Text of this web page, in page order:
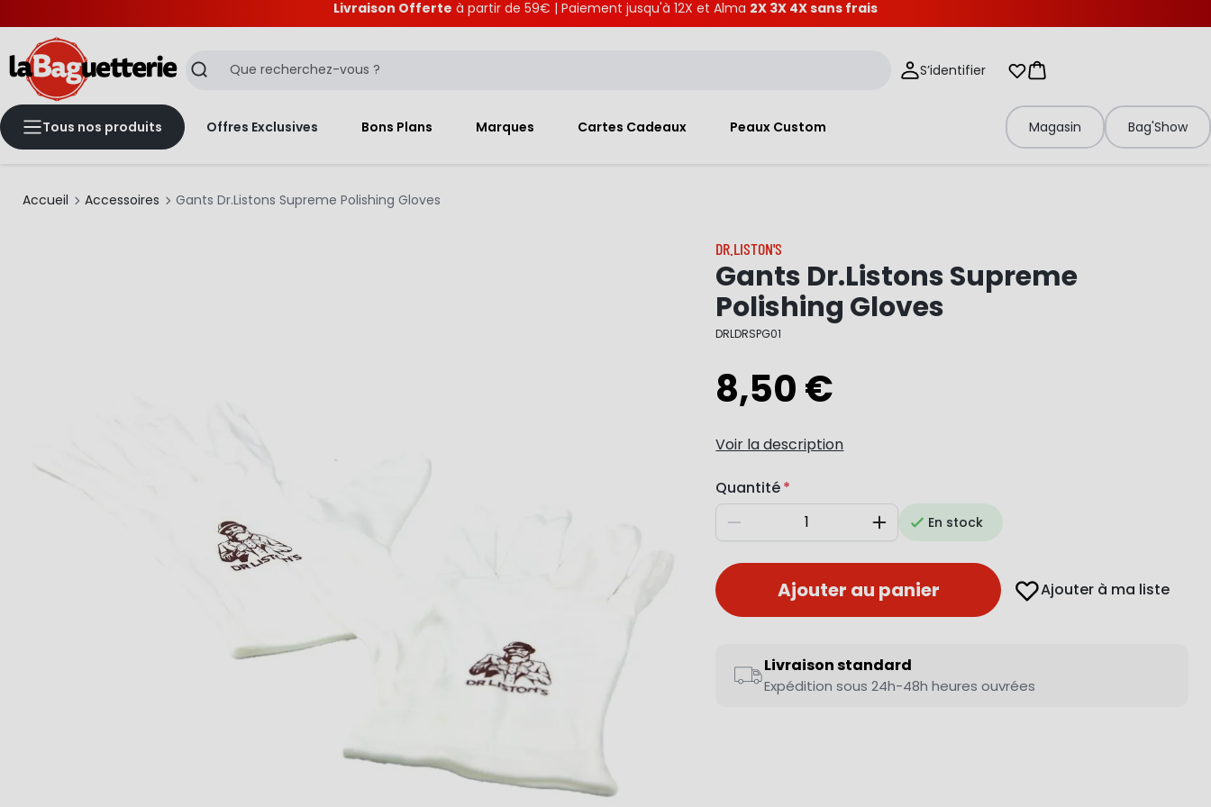
Livraison Offerte à partir de 59€ | Paiement jusqu'à 12X et Alma 2X 3X 4X sans frais
Recherche S’identifier Mes listes d'envies
Panier
Tous nos produits Offres Exclusives Bons Plans Marques Cartes Cadeaux Peaux Custom Magasin Bag'Show
Accueil Accessoires Gants Dr.Listons Supreme Polishing Gloves
DR.LISTON'S
Gants Dr.Listons Supreme
Polishing Gloves
DRLDRSPG01
8,50 €
Voir la description
Quantité
Diminuer AugmenterEn stock
Ajouter au panier Ajouter à ma liste
Livraison standard
Expédition sous 24h-48h heures ouvrées